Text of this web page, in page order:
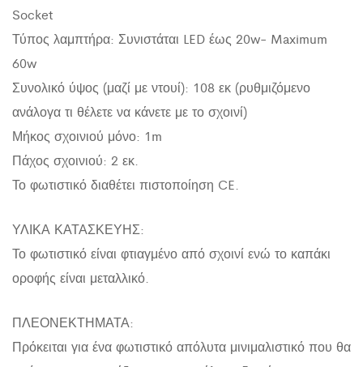
Socket
Τύπος λαμπτήρα: Συνιστάται LED έως 20w- Maximum
60w
Συνολικό ύψος (μαζί με ντουί): 108 εκ (ρυθμιζόμενο
ανάλογα τι θέλετε να κάνετε με το σχοινί)
Μήκος σχοινιού μόνο: 1m
Πάχος σχοινιού: 2 εκ.
Το φωτιστικό διαθέτει πιστοποίηση CE.
ΥΛΙΚΑ ΚΑΤΑΣΚΕΥΗΣ:
Το φωτιστικό είναι φτιαγμένο από σχοινί ενώ το καπάκι
οροφής είναι μεταλλικό.
ΠΛΕΟΝΕΚΤΗΜΑΤΑ:
Πρόκειται για ένα φωτιστικό απόλυτα μινιμαλιστικό που θα